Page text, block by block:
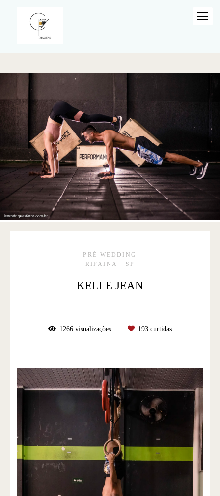
PRÉ WEDDING
RIFAINA - SP
KELI E JEAN
1266 visualizações 193 curtidas